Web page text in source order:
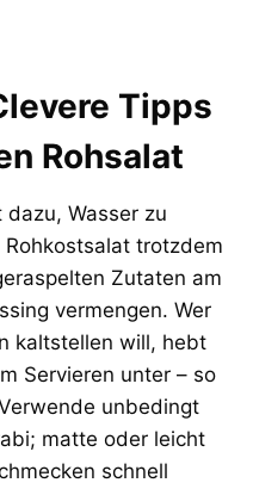
Tipps
Rohsalat
Wasser zu
trotzdem
Zutaten am
vermengen. Wer
kaltstellen will, hebt
Servieren unter – so
unbedingt
matte oder leicht
schnell